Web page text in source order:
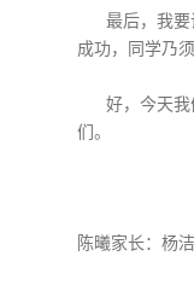
最后，我要
成功，同学乃
好，今天我
们。
高
陈曦家长：杨洁
于